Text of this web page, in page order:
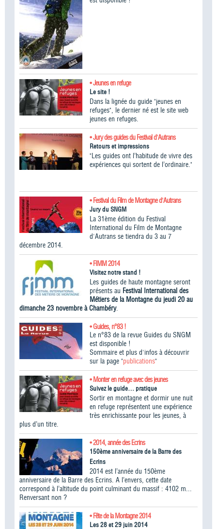
• Jeunes en refuge
Le site !
Dans la lignée du guide "jeunes en
refuges", le dernier né est le site web
jeunes en refuges.
• Jury des guides du Festival d'Autrans
Retours et impressions
"Les guides ont l’habitude de vivre des
expériences qui sortent de l’ordinaire."
• Festival du Film de Montagne d'Autrans
Jury du SNGM
La 31ème édition du Festival
International du Film de Montagne
d'Autrans se tiendra du 3 au 7
décembre 2014.
• FIMM 2014
Visitez notre stand !
Les guides de haute montagne seront
présents au Festival International des
Métiers de la Montagne du jeudi 20 au
dimanche 23 novembre à Chambéry.
• Guides, n°83 !
Le n°83 de la revue Guides du SNGM
est disponible !
Sommaire et plus d'infos à découvrir
sur la page "publications"
• Monter en refuge avec des jeunes
Suivez le guide… pratique
Sortir en montagne et dormir une nuit
en refuge représentent une expérience
très enrichissante pour les jeunes, à
plus d’un titre.
• 2014, année des Ecrins
150ème anniversaire de la Barre des
Ecrins
2014 est l’année du 150ème
anniversaire de la Barre des Ecrins. A l’envers, cette date
correspond à l’altitude du point culminant du massif : 4102 m...
Renversant non ?
• Fête de la Montagne 2014
Les 28 et 29 juin 2014